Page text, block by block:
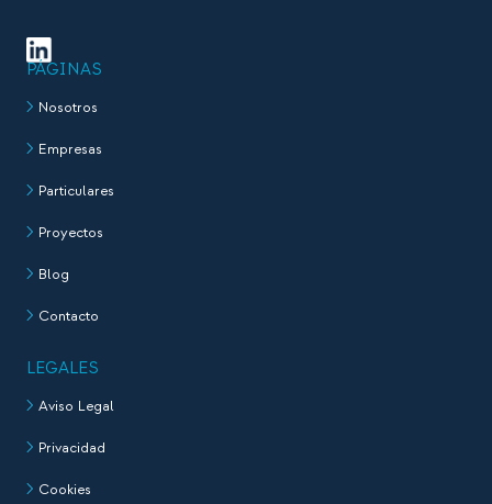
PÁGINAS
Nosotros
Empresas
Particulares
Proyectos
Blog
Contacto
LEGALES
Aviso Legal
Privacidad
Cookies